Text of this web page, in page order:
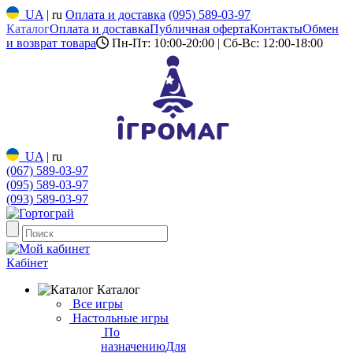
UA | ru Оплата и доставка (095) 589-03-97
КаталогОплата и доставкаПубличная офертаКонтактыОбмен
и возврат товара
Пн-Пт: 10:00-20:00 | Сб-Вс: 12:00-18:00
UA | ru
(067) 589-03-97
(095) 589-03-97
(093) 589-03-97
Кабінет
Каталог
Все игры
Настольные игры
По
назначениюДля